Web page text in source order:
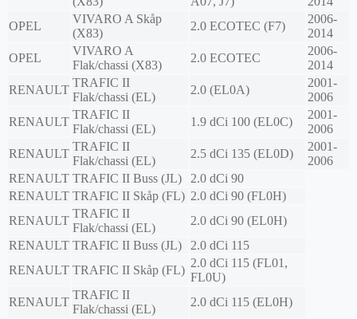
OPEL
VIVARO A Skåp
(X83)
2.0 ECOTEC (F7)
2006-
2014
OPEL
VIVARO A
Flak/chassi (X83)
2.0 ECOTEC
2006-
2014
RENAULT
TRAFIC II
Flak/chassi (EL)
2.0 (EL0A)
2001-
2006
RENAULT
TRAFIC II
Flak/chassi (EL)
1.9 dCi 100 (EL0C)
2001-
2006
RENAULT
TRAFIC II
Flak/chassi (EL)
2.5 dCi 135 (EL0D)
2001-
2006
RENAULT TRAFIC II Buss (JL)
2.0 dCi 90
RENAULT TRAFIC II Skåp (FL) 2.0 dCi 90 (FL0H)
RENAULT
TRAFIC II
Flak/chassi (EL)
2.0 dCi 90 (EL0H)
RENAULT TRAFIC II Buss (JL)
2.0 dCi 115
RENAULT TRAFIC II Skåp (FL)
2.0 dCi 115 (FL01,
FL0U)
RENAULT
TRAFIC II
Flak/chassi (EL)
2.0 dCi 115 (EL0H)